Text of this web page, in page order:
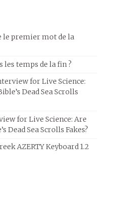
le premier mot de la
les temps de la fin ?
for Live Science:
Dead Sea Scrolls
for Live Science: Are
Dead Sea Scrolls Fakes?
AZERTY Keyboard 1.2